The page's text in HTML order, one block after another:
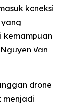
koneksi
yang
kemampuan
Van
drone
menjadi